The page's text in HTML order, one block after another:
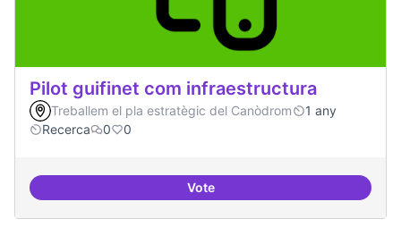
Pilot guifinet com infraestructura
Treballem el pla estratègic del Canòdrom
1 any
Recerca
0 0
VotePilot guifinet com